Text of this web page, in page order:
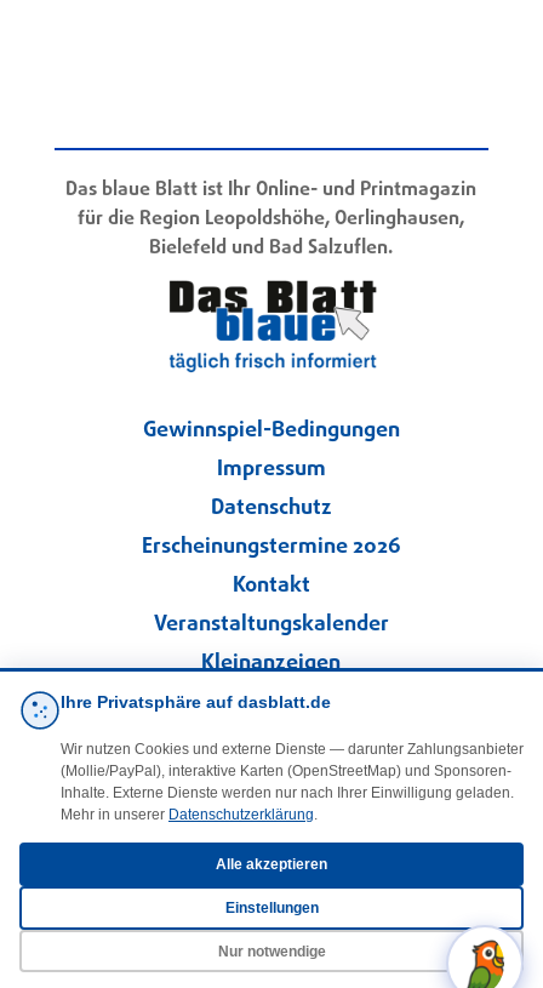
Das blaue Blatt ist Ihr Online- und Printmagazin
für die Region Leopoldshöhe, Oerlinghausen,
Bielefeld und Bad Salzuflen.
Gewinnspiel-Bedingungen
Impressum
Datenschutz
Erscheinungstermine 2026
Kontakt
Veranstaltungskalender
Kleinanzeigen
Folgen Sie uns!
facebook
E-Mail
Ihre Privatsphäre auf dasblatt.de
Wir nutzen Cookies und externe Dienste — darunter Zahlungsanbieter
(Mollie/PayPal), interaktive Karten (OpenStreetMap) und Sponsoren-
Inhalte. Externe Dienste werden nur nach Ihrer Einwilligung geladen.
Mehr in unserer Datenschutzerklärung.
Alle akzeptieren
Einstellungen
Nur notwendige